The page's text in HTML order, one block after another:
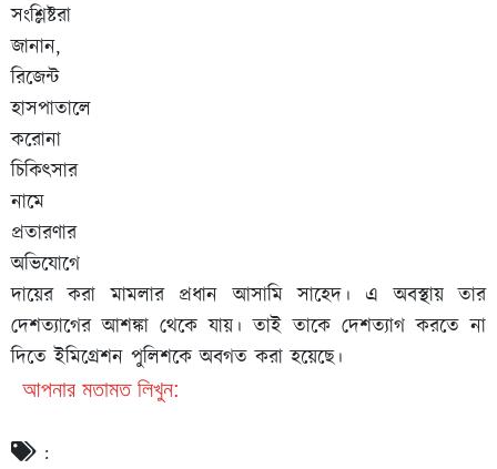
সংশ্লিষ্টরা
জানান,
রিজেন্ট
হাসপাতালে
করোনা
চিকিৎসার
নামে
প্রতারণার
অভিযোগে
দায়ের করা মামলার প্রধান আসামি সাহেদ। এ অবস্থায় তার
দেশত্যাগের আশঙ্কা থেকে যায়। তাই তাকে দেশত্যাগ করতে না
দিতে ইমিগ্রেশন পুলিশকে অবগত করা হয়েছে।
আপনার মতামত লিখুন:
: